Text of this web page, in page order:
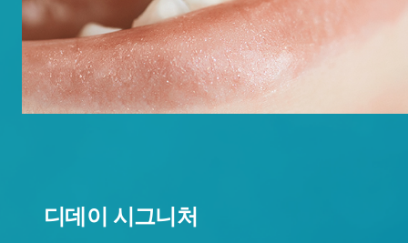
디데이 시그니처